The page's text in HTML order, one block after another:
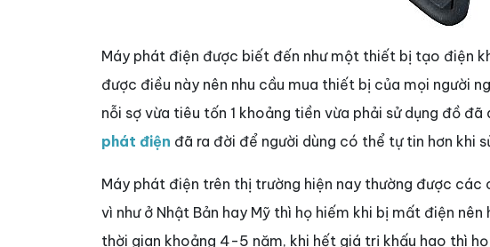
Máy phát điện được biết đến như một thiết bị tạo điện
được điều này nên nhu cầu mua thiết bị của mọi người
nỗi sợ vừa tiêu tốn 1 khoảng tiền vừa phải sử dụng đồ đã
phát điện đã ra đời để người dùng có thể tự tin hơn khi
Máy phát điện trên thị trường hiện nay thường được
vì như ở Nhật Bản hay Mỹ thì họ hiếm khi bị mất điện
thời gian khoảng 4-5 năm, khi hết giá trị khấu hao thì